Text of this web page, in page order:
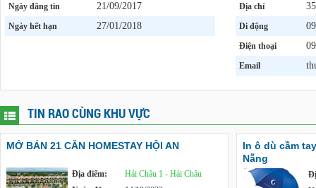
Ngày đăng tin 21/09/2017
Ngày hết hạn 27/01/2018
Địa chỉ
Di động
Điện thoại
Email
TIN RAO CÙNG KHU VỰC
MỞ BÁN 21 CĂN HOMESTAY HỘI AN
Địa điểm:
Hải Châu 1 - Hải Châu
In ô dù cầm
Nẵng